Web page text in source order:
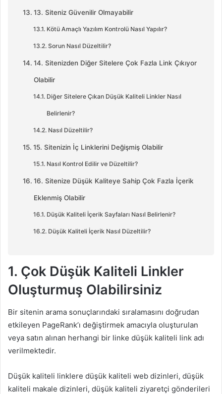
13. Siteniz Güvenilir Olmayabilir
Kötü Amaçlı Yazılım Kontrolü Nasıl Yapılır?
Sorun Nasıl Düzeltilir?
14. Sitenizden Diğer Sitelere Çok Fazla Link Çıkıyor
Olabilir
Diğer Sitelere Çıkan Düşük Kaliteli Linkler Nasıl
Belirlenir?
Nasıl Düzeltilir?
15. Sitenizin İç Linklerini Değişmiş Olabilir
Nasıl Kontrol Edilir ve Düzeltilir?
16. Sitenize Düşük Kaliteye Sahip Çok Fazla İçerik
Eklenmiş Olabilir
Düşük Kaliteli İçerik Sayfaları Nasıl Belirlenir?
Düşük Kaliteli İçerik Nasıl Düzeltilir?
1. Çok Düşük Kaliteli Linkler
Oluşturmuş Olabilirsiniz
Bir sitenin arama sonuçlarındaki sıralamasını doğrudan
etkileyen PageRank’ı değiştirmek amacıyla oluşturulan
veya satın alınan herhangi bir linke düşük kaliteli link adı
verilmektedir.
Düşük kaliteli linklere düşük kaliteli web dizinleri, düşük
kaliteli makale dizinleri, düşük kaliteli ziyaretçi gönderileri